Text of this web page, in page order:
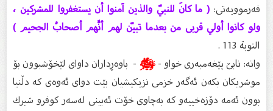
فەرموویەتی:( ما كانَ للنبيّ والذين آمنوا أن يستغفروا للمشركين ،
ولو كانوا أولي قربى من بعدما تبيّن لهم أنَّهم أصحابُ الجحيم )
التوبة 113 .
واته: نابێ پێغه‌مبه‌ری خواو -ﷺ- باوه‌ڕداران داوای لێخۆشبوون بۆ
موشریكان بكه‌ن ئه‌گه‌ر خزمی نزیكیشیان بێت دوای ئه‌وه‌ی كه‌ دڵنیا
بوون ئه‌مه‌ دۆزه‌خییه‌و كه‌ به‌چاوى خۆت ئه‌بینی له‌سه‌ر كوفرو شیرك